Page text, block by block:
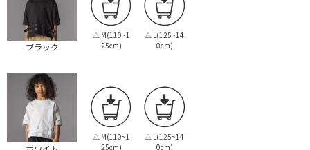
ブラック
△ M(110~1
25cm)
△ L(125~14
0cm)
△ M(110~1
25cm)
△ L(125~14
0cm)